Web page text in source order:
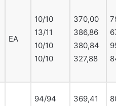
EA
10/10
13/11
10/10
10/10
370,00
386,86
380,84
327,88
94/94
369,41